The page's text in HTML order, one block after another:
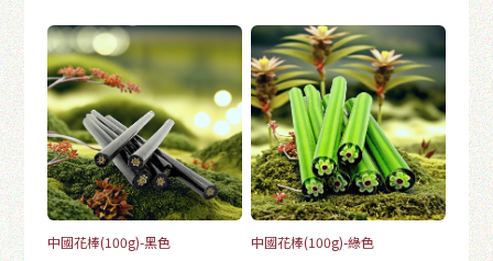
中國花棒(100g)-黑色 中國花棒(100g)-綠色